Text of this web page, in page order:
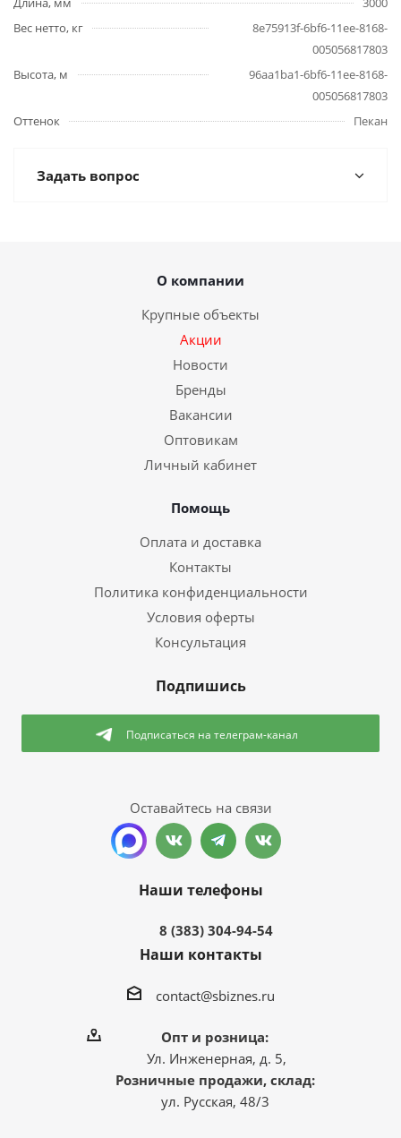
Вес нетто, кг
8e75913f-6bf6-11ee-8168-
005056817803
Высота, м
96aa1ba1-6bf6-11ee-8168-
005056817803
Оттенок
Пекан
Задать вопрос
О компании
Крупные объекты
Акции
Новости
Бренды
Вакансии
Оптовикам
Личный кабинет
Помощь
Оплата и доставка
Контакты
Политика конфиденциальности
Условия оферты
Консультация
Подпишись
Подписаться на телеграм-канал
Оставайтесь на связи
Наши телефоны
8 (383) 304-94-54
Наши контакты
contact@sbiznes.ru
Опт и розница:
Ул. Инженерная, д. 5,
Розничные продажи, склад:
ул. Русская, 48/3